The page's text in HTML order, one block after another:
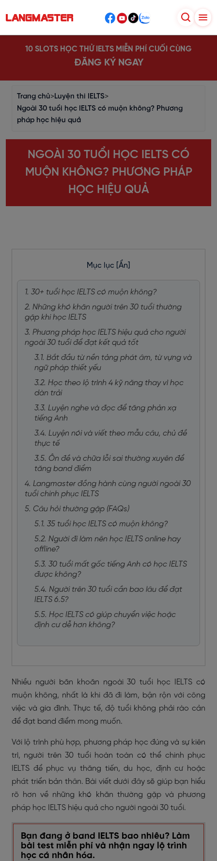
10 SLOTS HỌC THỬ IELTS MIỄN PHÍ CUỐI CÙNG
ĐĂNG KÝ NGAY
Trang chủ>Luyện thi IELTS>
Ngoài 30 tuổi học IELTS có muộn không? Phương
pháp học hiệu quả
NGOÀI 30 TUỔI HỌC IELTS CÓ
MUỘN KHÔNG? PHƯƠNG PHÁP
HỌC HIỆU QUẢ
Mục lục [Ẩn]
1. 30+ tuổi học IELTS có muộn không?
2. Những khó khăn người trên 30 tuổi thường
gặp khi học IELTS
3. Phương pháp học IELTS hiệu quả cho người
ngoài 30 tuổi để đạt kết quả tốt
3.1. Bắt đầu từ nền tảng phát âm, từ vựng và
ngữ pháp thiết yếu
3.2. Học theo lộ trình 4 kỹ năng thay vì học
dàn trải
3.3. Luyện nghe và đọc để tăng phản xạ
tiếng Anh
3.4. Luyện nói và viết theo mẫu câu, chủ đề
thực tế
3.5. Ôn đề và chữa lỗi sai thường xuyên để
tăng band điểm
4. Langmaster đồng hành cùng người ngoài 30
tuổi chinh phục IELTS
5. Câu hỏi thường gặp (FAQs)
5.1. 35 tuổi học IELTS có muộn không?
5.2. Người đi làm nên học IELTS online hay
offline?
5.3. 30 tuổi mất gốc tiếng Anh có học IELTS
được không?
5.4. Người trên 30 tuổi cần bao lâu để đạt
IELTS 6.5?
5.5. Học IELTS có giúp chuyển việc hoặc
định cư dễ hơn không?
Nhiều người băn khoăn ngoài 30 tuổi học IELTS có
muộn không, nhất là khi đã đi làm, bận rộn với công
việc và gia đình. Thực tế, độ tuổi không phải rào cản
để đạt band điểm mong muốn.
Với lộ trình phù hợp, phương pháp học đúng và sự kiên
trì, người trên 30 tuổi hoàn toàn có thể chinh phục
IELTS để phục vụ thăng tiến, du học, định cư hoặc
phát triển bản thân. Bài viết dưới đây sẽ giúp bạn hiểu
rõ hơn về những khó khăn thường gặp và phương
pháp học IELTS hiệu quả cho người ngoài 30 tuổi.
Bạn đang ở band IELTS bao nhiêu? Làm
bài test miễn phí và nhận ngay lộ trình
học cá nhân hóa.